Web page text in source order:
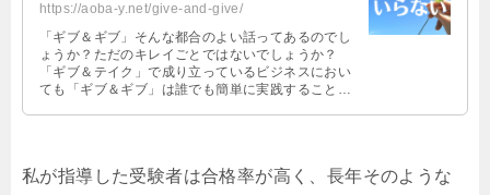
https://aoba-y.net/give-and-give/
「ギブ＆ギブ」そんな都合のよい話ってあるのでし
ょうか？ただのキレイごとではないでしょうか？
「ギブ＆テイク」で成り立っているビジネスにおい
ても「ギブ＆ギブ」は誰でも簡単に実践することが
私が指導した受験者は合格率が高く、長年そのような